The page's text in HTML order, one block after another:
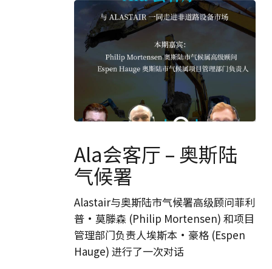
会
客
厅
–
奥
斯
陆
气
Ala会客厅 – 奥斯陆
气候署
Alastair与奥斯陆市气候署高级顾问菲利
普·莫滕森 (Philip Mortensen) 和项目
管理部门负责人埃斯本·豪格 (Espen
Hauge) 进行了一次对话